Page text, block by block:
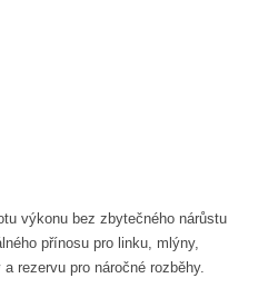
výkonu bez zbytečného nárůstu
přínosu pro linku, mlýny,
rezervu pro náročné rozběhy.